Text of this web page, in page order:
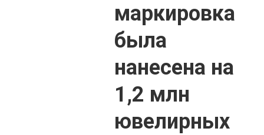
маркировка
была
нанесена на
1,2 млн
ювелирных